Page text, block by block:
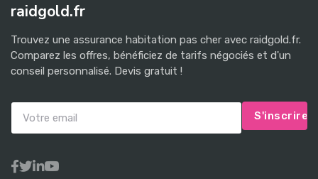
raidgold.fr
Trouvez une assurance habitation pas cher avec raidgold.fr.
Comparez les offres, bénéficiez de tarifs négociés et d'un
conseil personnalisé. Devis gratuit !
S'inscrire